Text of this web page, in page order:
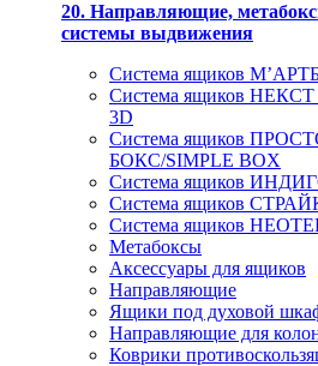
20. Направляющие,
системы выдвижения
Система ящиков
Система ящиков
3D
Система ящиков
БОКС/SIMPLE BOX
Система ящиков
Система ящиков
Система ящиков
Метабоксы
Аксессуары для ящиков
Направляющие
Ящики под духовой
Направляющие для
Коврики